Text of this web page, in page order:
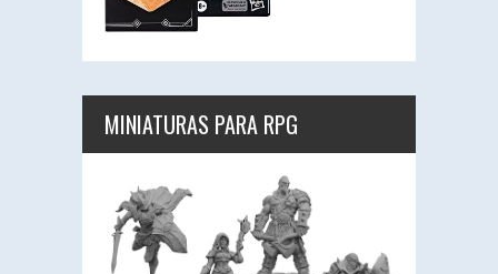
MINIATURAS PARA RPG